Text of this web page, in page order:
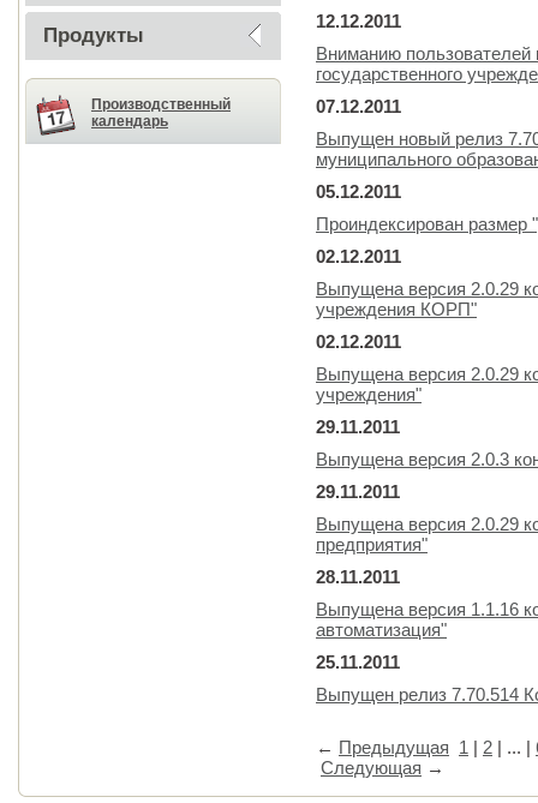
Продукты
Производственный
календарь
12.12.2011
Вниманию пользователей
государственного
07.12.2011
Выпущен новый релиз
муниципального
05.12.2011
Проиндексирован размер
02.12.2011
Выпущена версия 2.0.29
учреждения КОРП"
02.12.2011
Выпущена версия 2.0.29
учреждения"
29.11.2011
Выпущена версия 2.0.3
29.11.2011
Выпущена версия 2.0.29
предприятия"
28.11.2011
Выпущена версия 1.1.16
автоматизация"
25.11.2011
Выпущен релиз 7.70.514
← Предыдущая 1 | 2 | ... |
Следующая →